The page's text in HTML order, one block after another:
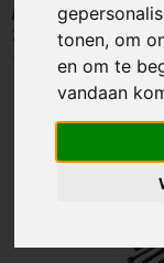
tonen, om
en om te
vandaan
Home >TIE WRAP /
Tie-Wraps 120X1.9mm